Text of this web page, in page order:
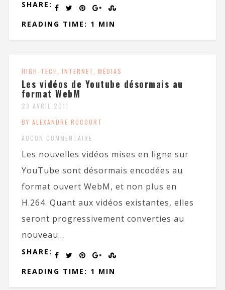
SHARE:
READING TIME: 1 MIN
HIGH-TECH, INTERNET, MÉDIAS
Les vidéos de Youtube désormais au
format WebM
23 AVRIL 2011
BY ALEXANDRE ROCOURT
AUCUN COMMENTAIRE
Les nouvelles vidéos mises en ligne sur
YouTube sont désormais encodées au
format ouvert WebM, et non plus en
H.264. Quant aux vidéos existantes, elles
seront progressivement converties au
nouveau...
SHARE:
READING TIME: 1 MIN